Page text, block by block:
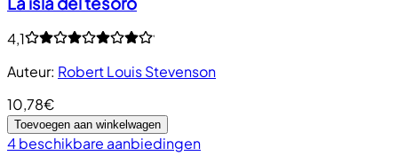
4,1
Auteur: Robert Louis Stevenson
10,78€
Toevoegen aan winkelwagen
4 beschikbare aanbiedingen